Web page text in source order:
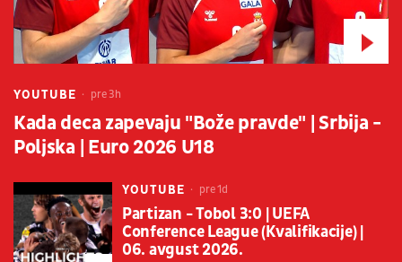
YOUTUBE pre 3h
Kada deca zapevaju "Bože pravde" | Srbija -
Poljska | Euro 2026 U18
YOUTUBE pre 1d
Partizan - Tobol 3:0 | UEFA
Conference League (Kvalifikacije) |
06. avgust 2026.